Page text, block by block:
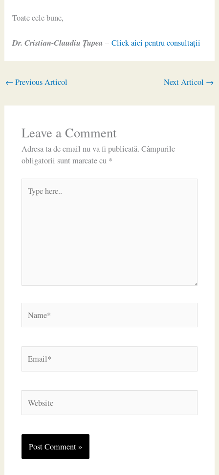
Toate cele bune,
Dr. Cristian-Claudiu Ţupea –Click aici pentru consultaţii
← Previous Articol Next Articol →
Leave a Comment
Adresa ta de email nu va fi publicată. Câmpurile
obligatorii sunt marcate cu *
here..